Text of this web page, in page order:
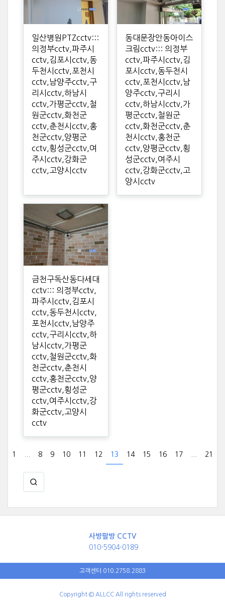
일산병원PTZcctv:::
의정부cctv,파주시
cctv,김포시cctv,동
두천시cctv,포천시
cctv,남양주cctv,구
리시cctv,하남시
cctv,가평군cctv,철
원군cctv,화천군
cctv,춘천시cctv,홍
천군cctv,양평군
cctv,횡성군cctv,여
주시cctv,강화군
cctv,고양시cctv
동대문장안동아이스
크림cctv::: 의정부
cctv,파주시cctv,김
포시cctv,동두천시
cctv,포천시cctv,남
양주cctv,구리시
cctv,하남시cctv,가
평군cctv,철원군
cctv,화천군cctv,춘
천시cctv,홍천군
cctv,양평군cctv,횡
성군cctv,여주시
cctv,강화군cctv,고
양시cctv
금천구독산동다세대
cctv::: 의정부cctv,
파주시cctv,김포시
cctv,동두천시cctv,
포천시cctv,남양주
cctv,구리시cctv,하
남시cctv,가평군
cctv,철원군cctv,화
천군cctv,춘천시
cctv,홍천군cctv,양
평군cctv,횡성군
cctv,여주시cctv,강
화군cctv,고양시
cctv
1 8 9 10 11 12 13 14 15 16 17 21
사방팔방 CCTV
010-5904-0189
고객센터 010.2758.2883
Copyright © ALLCC All rights reserved